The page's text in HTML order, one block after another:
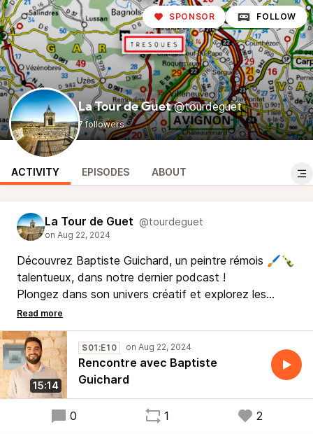
La Tour de Guet @tourdeguet
7 followers
SPONSOR FOLLOW
ACTIVITY EPISODES ABOUT
La Tour de Guet @tourdeguet
Découvrez Baptiste Guichard, un peintre rémois 🖌️🍾
talentueux, dans notre dernier podcast !
Plongez dans son univers créatif et explorez les
œuvres 🖼️ qu'il expose à la Tour de Guet 🏰 en août
2024.
Une rencontre incontournable pour les amateurs d'art
contemporain.
À écoutez dès maintenant ! 🎧️
15:14
S01:E10
Rencontre avec Baptiste
Guichard
0 1 2